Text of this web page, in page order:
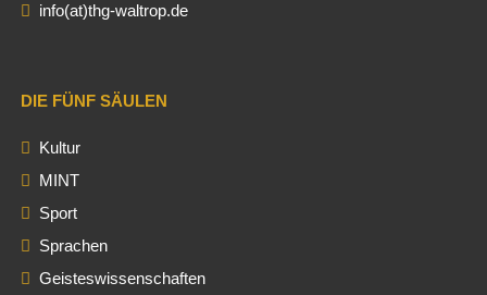
info(at)thg-waltrop.de
DIE FÜNF SÄULEN
Kultur
MINT
Sport
Sprachen
Geisteswissenschaften